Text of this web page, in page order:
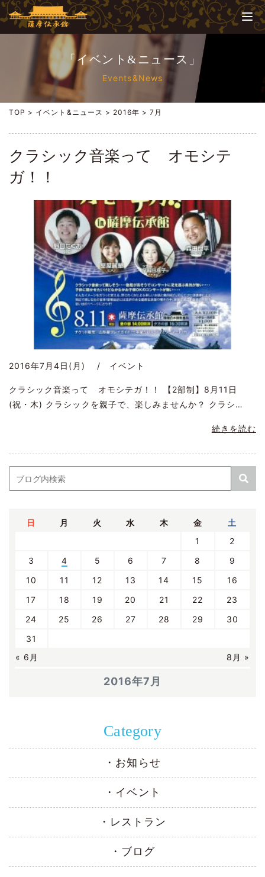
「イベント&ニュース」
Events&News
TOP > イベント&ニュース > 2016年 >7月
クラシック音楽って オモシテ
ガ！！
2016年7月4日(月) / イベント
クラシック音楽って オモシテガ！！ 【2部制】8月11日
(祝・木) クラシックを親子で、楽しみませんか？ クラシ…
続きを読む
2016年7月
日 月 火 水 木 金 土
« 6月 8月 »
1
2
3
4 5 6 7 8
9
10
11 12 13 14 15
16
17
18 19 20 21 22
23
24
25 26 27 28 29
30
31
Category
お知らせ
イベント
レストラン
ブログ